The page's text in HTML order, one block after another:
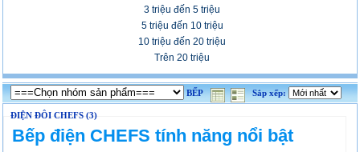
3 triệu đến 5 triệu
5 triệu đến 10 triệu
10 triệu đến 20 triệu
Trên 20 triệu
Sắp xếp:
BẾP
ĐIỆN ĐÔI CHEFS (3)
Bếp điện CHEFS tính năng nổi bật